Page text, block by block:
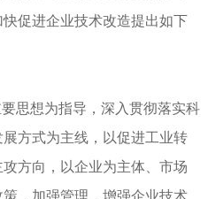
促进企业技术改造提出如下
想为指导，深入贯彻落实科
方式为主线，以促进工业转
方向，以企业为主体、市场
，加强管理，增强企业技术